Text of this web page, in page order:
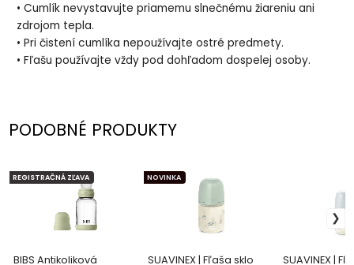
• Cumlík nevystavujte priamemu slnečnému žiareniu ani
zdrojom tepla.
• Pri čistení cumlíka nepoužívajte ostré predmety.
• Fľašu používajte vždy pod dohľadom dospelej osoby.
PODOBNÉ PRODUKTY
BIBS Antikoliková
REGISTRAČNÁ ZĽAVA
SUAVINEX | Fľaša sklo
NOVINKA
SUAVINEX |